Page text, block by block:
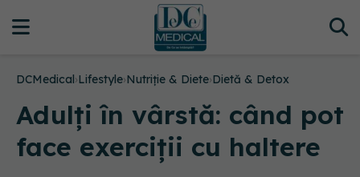
DCMedical›Lifestyle›Nutriție & Diete›Dietă & Detox
Adulți în vârstă: când pot
face exerciții cu haltere